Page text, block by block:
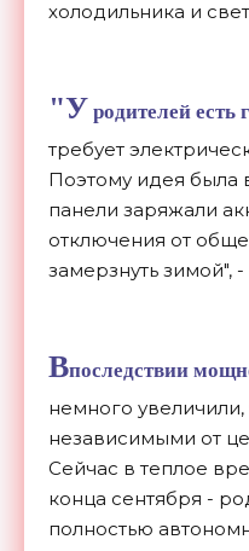
холодильника и
"Уродителей есть
требует
Поэтому идея была
панели заряжали
отключения от
замерзнуть зимой",
Впоследствии
немного
независимыми от
Сейчас в теплое
конца сентября -
полностью